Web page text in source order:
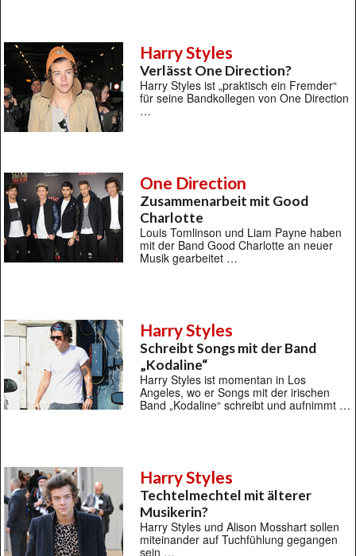
Harry Styles
Verlässt One Direction?
Harry Styles ist „praktisch ein Fremder“
für seine Bandkollegen von One Direction
…
One Direction
Zusammenarbeit mit Good
Charlotte
Louis Tomlinson und Liam Payne haben
mit der Band Good Charlotte an neuer
Musik gearbeitet …
Harry Styles
Schreibt Songs mit der Band
„Kodaline“
Harry Styles ist momentan in Los
Angeles, wo er Songs mit der irischen
Band „Kodaline“ schreibt und aufnimmt …
Harry Styles
Techtelmechtel mit älterer
Musikerin?
Harry Styles und Alison Mosshart sollen
miteinander auf Tuchfühlung gegangen
sein …